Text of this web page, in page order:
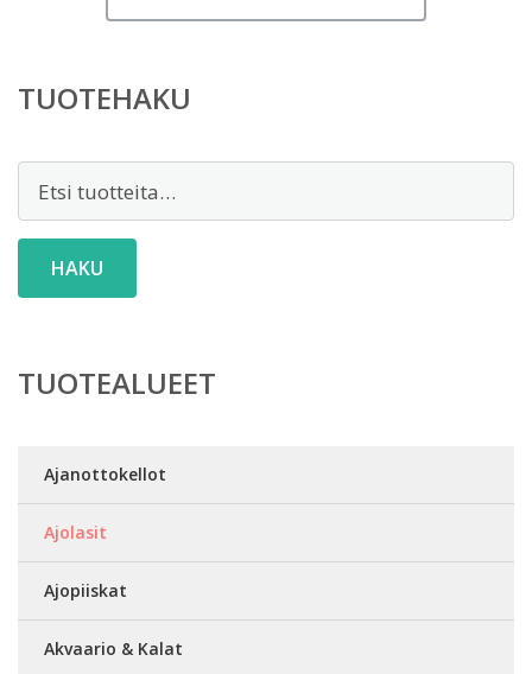
TUOTEHAKU
HAKU
TUOTEALUEET
Ajanottokellot
Ajolasit
Ajopiiskat
Akvaario & Kalat